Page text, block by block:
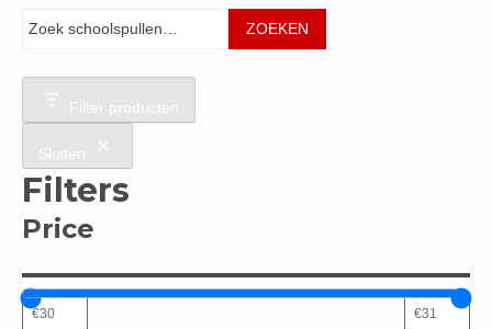
ZOEKEN
Filter producten
Sluiten
Filters
Price